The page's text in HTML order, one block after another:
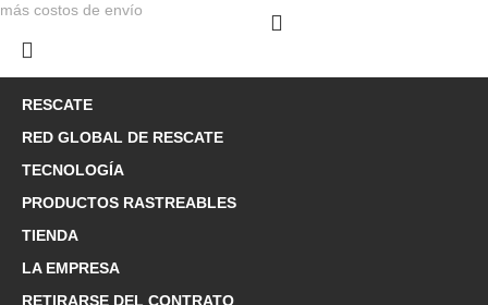
más costos de envío
RESCATE
RED GLOBAL DE RESCATE
TECNOLOGÍA
PRODUCTOS RASTREABLES
TIENDA
LA EMPRESA
RETIRARSE DEL CONTRATO